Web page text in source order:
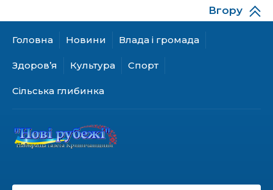
28.07.2026
ветерани разом створюють
Куди звернутися мешканцям
Криничанської громади за
Головна Новини Влада і громада
Здоров’я Культура Спорт
Сільська глибинка
Вгору